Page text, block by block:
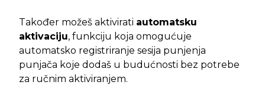
Također možeš aktivirati automatsku
aktivaciju, funkciju koja omogućuje
automatsko registriranje sesija punjenja
punjača koje dodaš u budućnosti bez potrebe
za ručnim aktiviranjem.